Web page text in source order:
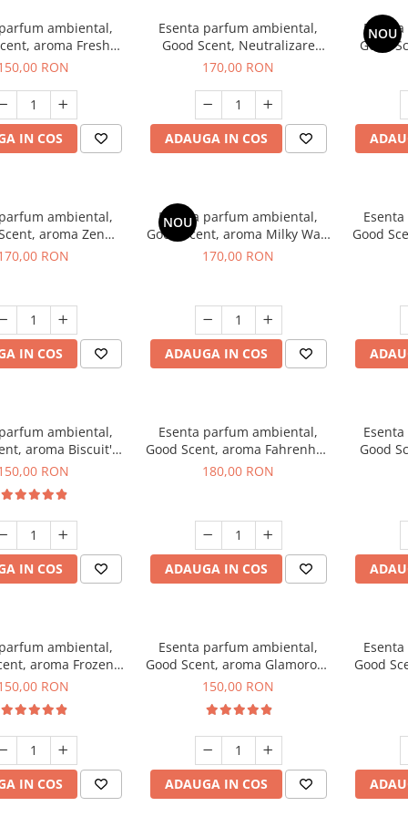
ambiental,
aroma Fresh
200 g
RON
IN COS
Esenta parfum ambiental,
Good Scent, Neutralizare
Mirosuri Air Power, 200 g
170,00 RON
ADAUGA IN COS
NOU
Good
ambiental,
aroma Zen
200 g
RON
IN COS
NOU
Esenta parfum ambiental,
Good Scent, aroma Milky Way,
200 g
170,00 RON
ADAUGA IN COS
Good
ambiental,
aroma Biscuit's
200 g
RON
IN COS
Esenta parfum ambiental,
Good Scent, aroma Fahrenhait
DIO, 200 g
180,00 RON
ADAUGA IN COS
Good
ambiental,
aroma Frozen
200 g
RON
IN COS
Esenta parfum ambiental,
Good Scent, aroma Glamorous
Musc & Talc, 200 g
150,00 RON
ADAUGA IN COS
Good